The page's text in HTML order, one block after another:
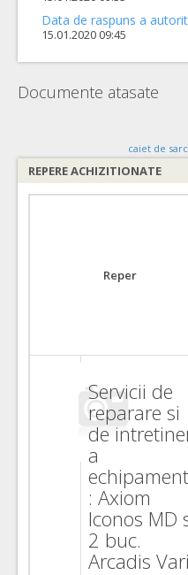
Data de raspuns a
15.01.2020 09:45
Documente atasate
caiet de
REPERE ACHIZITIONATE
Reper
Servicii de
reparare si
de
a
: Axiom
Iconos MD
2 buc.
Arcadis